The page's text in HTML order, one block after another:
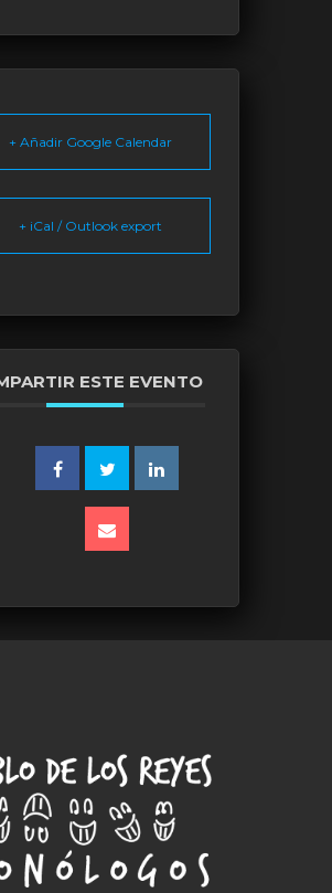
+ Añadir Google Calendar
+ iCal / Outlook export
ESTE EVENTO